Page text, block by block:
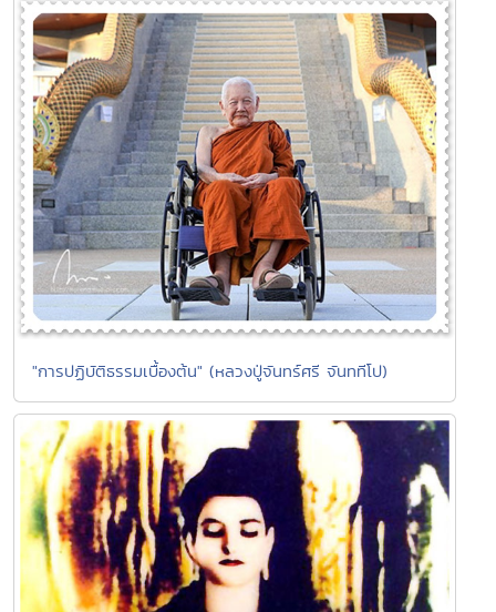
"การปฏิบัติธรรมเบื้องต้น" (หลวงปู่จันทร์ศรี จันททีโป)